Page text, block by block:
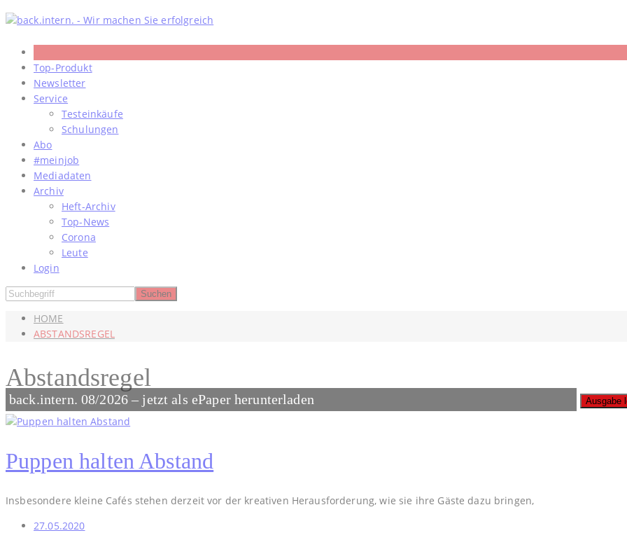
Skip
to
content
Top-Produkt
Newsletter
Service
Testeinkäufe
Schulungen
Abo
#meinjob
Mediadaten
Archiv
Heft-Archiv
Top-News
Corona
Leute
Login
HOME
ABSTANDSREGEL
Abstandsregel
Puppen halten Abstand
Insbesondere kleine Cafés stehen derzeit vor der kreativen Herausforderung, wie sie ihre Gäste dazu bringen,
27.05.2020
back.intern. 08/2026 – jetzt als ePaper herunterladen